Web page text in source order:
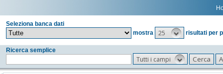
Seleziona banca dati
mostra
25 risultati per
Ricerca semplice
Tutti i campi